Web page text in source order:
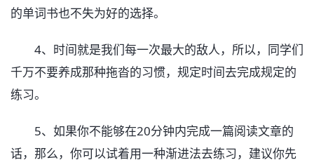
的单词书也不失为好的选择。
4、时间就是我们每一次最大的敌人，所以，同学们
千万不要养成那种拖沓的习惯，规定时间去完成规定的
练习。
5、如果你不能够在20分钟内完成一篇阅读文章的
话，那么，你可以试着用一种渐进法去练习，建议你先